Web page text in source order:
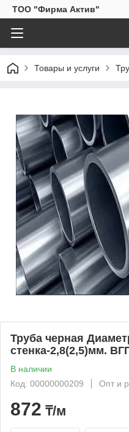
ТОО "Фирма Актив"
Товары и услуги
Труба черная
стенка-2,8(2,5)мм.
В наличии
Код: 00000000209
Опт и
872 ₸/м